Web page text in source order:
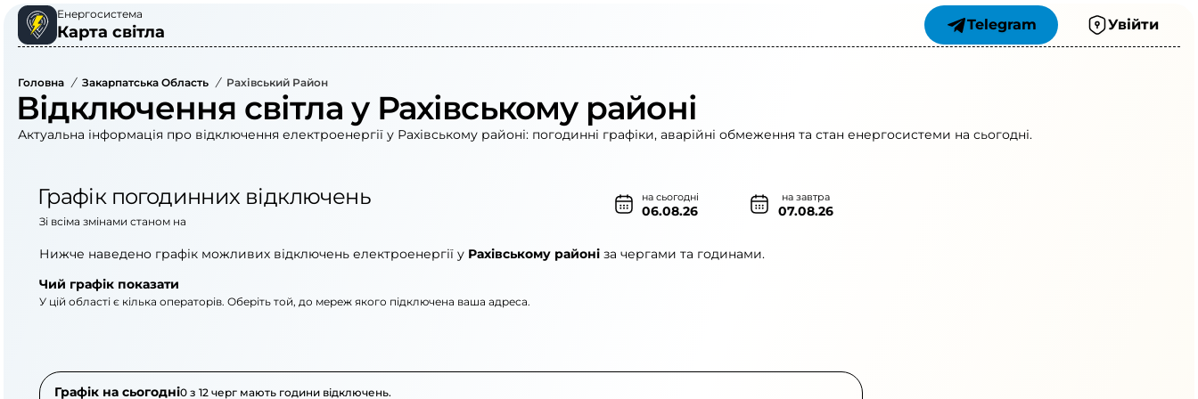
Енергосистема
Карта світла Telegram Увійти
Головна / Закарпатська Область / Рахівський Район
Відключення світла у Рахівському районі
Актуальна інформація про відключення електроенергії у Рахівському районі: погодинні графіки, аварійні обмеження та стан енергосистеми на сьогодні.
Графік погодинних відключень на сьогодні
06.08.26
на завтра
07.08.26
Зі всіма змінами станом на
Нижче наведено графік можливих відключень електроенергії у Рахівському районі за чергами та годинами.
Чий графік показати
У цій області є кілька операторів. Оберіть той, до мереж якого підключена ваша адреса.
Графік на сьогодні0 з 12 черг мають години відключень.